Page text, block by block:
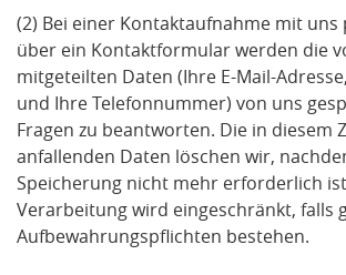
(2) Bei einer Kontaktaufnahme mit uns
über ein Kontaktformular werden die
mitgeteilten Daten (Ihre E-Mail-
und Ihre Telefonnummer) von uns
Fragen zu beantworten. Die in diesem
anfallenden Daten löschen wir,
Speicherung nicht mehr erforderlich
Verarbeitung wird eingeschränkt, falls
Aufbewahrungspflichten bestehen.